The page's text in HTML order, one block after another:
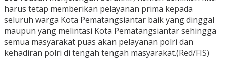
harus tetap memberikan pelayanan prima kepada
seluruh warga Kota Pematangsiantar baik yang dinggal
maupun yang melintasi Kota Pematangsiantar sehingga
semua masyarakat puas akan pelayanan polri dan
kehadiran polri di tengah tengah masyarakat.(Red/FIS)